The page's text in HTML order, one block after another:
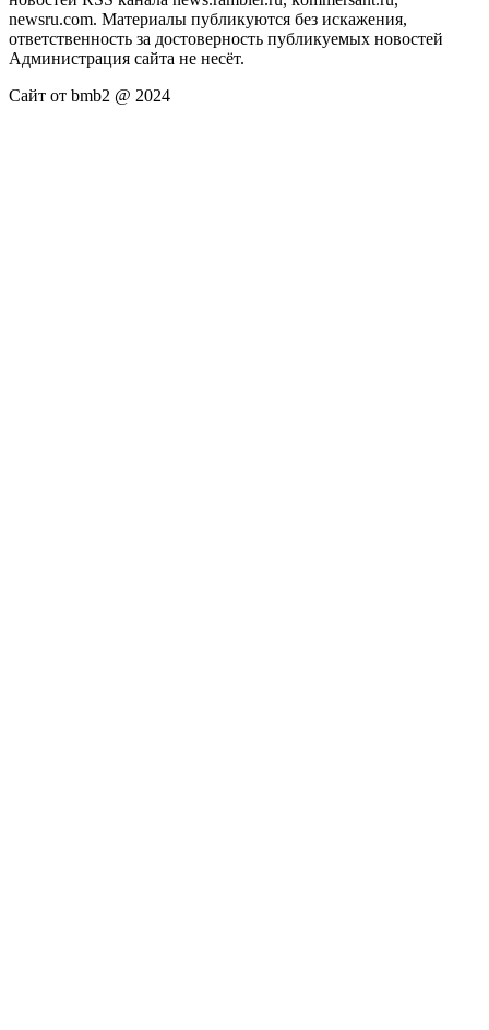
newsru.com. Материалы публикуются без искажения,
ответственность за достоверность публикуемых новостей
Администрация сайта не несёт.
Сайт от bmb2 @ 2024